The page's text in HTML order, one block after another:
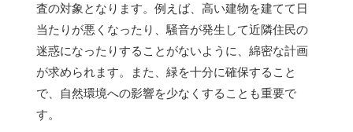
査の対象となります。例えば、高い建物を建てて日
当たりが悪くなったり、騒音が発生して近隣住民の
迷惑になったりすることがないように、綿密な計画
が求められます。また、緑を十分に確保すること
で、自然環境への影響を少なくすることも重要で
す。